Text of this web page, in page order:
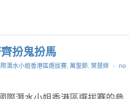
扮鬼扮馬
潛水小姐香港區選拔賽, 萬聖節, 葉慧婷 - no